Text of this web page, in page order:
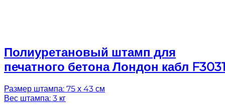
Полиуретановый штамп для
печатного бетона Лондон кабл
Размер штампа: 75 х 43 см
Вес штампа: 3 кг